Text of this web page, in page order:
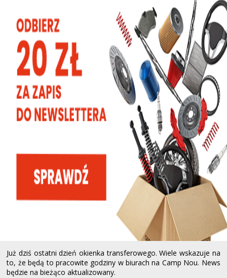
Już dziś ostatni dzień okienka transferowego. Wiele wskazuje na
to, że będą to pracowite godziny w biurach na Camp Nou. News
będzie na bieżąco aktualizowany.